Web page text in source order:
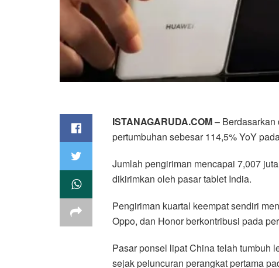
ISTANAGARUDA.COM– Berdasarkan
pertumbuhan sebesar 114,5% YoY
Jumlah pengiriman mencapai 7,007
dikirimkan oleh pasar tablet India.
Pengiriman kuartal keempat sendiri
Oppo, dan Honor berkontribusi pada
Pasar ponsel lipat China telah tumbuh
sejak peluncuran perangkat pertama